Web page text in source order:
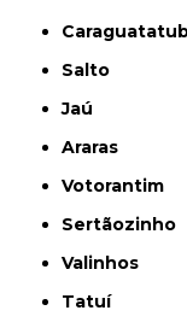
Salto
Jaú
Araras
Votorantim
Sertãozinho
Valinhos
Tatuí